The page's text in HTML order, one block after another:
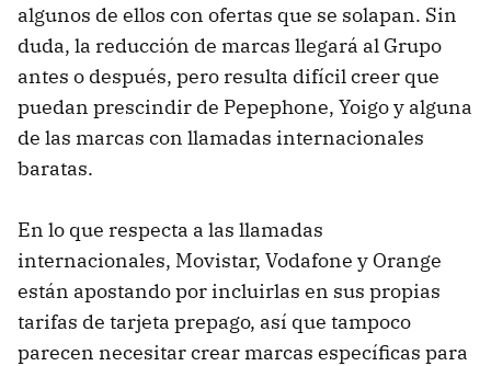
algunos de ellos con ofertas que se solapan. Sin
duda, la reducción de marcas llegará al Grupo
antes o después, pero resulta difícil creer que
puedan prescindir de Pepephone, Yoigo y alguna
de las marcas con llamadas internacionales
baratas.
En lo que respecta a las llamadas
internacionales, Movistar, Vodafone y Orange
están apostando por incluirlas en sus propias
tarifas de tarjeta prepago, así que tampoco
parecen necesitar crear marcas específicas para